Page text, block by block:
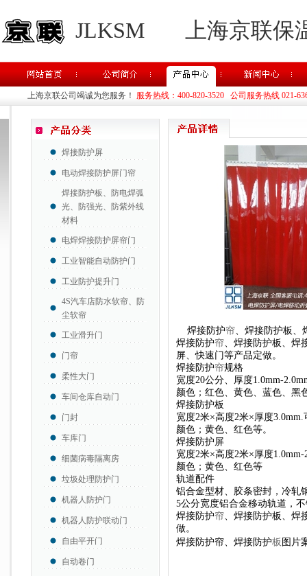
JLKSM 上海京联
上海京联公司竭诚为您服务！ 服务热线：400-820-3520 公司服务热线 021-
焊接防护屏
电动焊接防护屏门帘
焊接防护板、防电焊弧
光、防强光、防紫外线
材料
电焊焊接防护屏帘门
工业智能自动防护门
工业防护提升门
4S汽车店防水软帘、防
尘软帘
工业滑升门
门帘
柔性大门
车间仓库自动门
门封
车库门
细菌病毒隔离房
垃圾处理防护门
机器人防护门
机器人防护联动门
自由平开门
自动卷门
焊接防护帘、焊接防护板、
焊接防护帘、焊接防护板、焊
屏、快速门等产品定做。
焊接防护帘规格
宽度20公分、厚度1.0mm-
颜色；红色、黄色、蓝色、黑
焊接防护板
宽度2米×高度2米×厚度
颜色；黄色、红色等。
焊接防护屏
宽度2米×高度2米×厚度1.0mm-
颜色；黄色、红色等
轨道配件
铝合金型材、胶条密封，冷轧
5公分宽度铝合金移动轨道，
焊接防护帘、焊接防护板、焊
做。
焊接防护帘、焊接防护板 图片